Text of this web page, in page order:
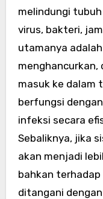
melindungi
virus, bakteri,
utamanya
menghancurkan,
masuk ke dalam
berfungsi
infeksi secara
Sebaliknya, jika
akan menjadi
bahkan
ditangani